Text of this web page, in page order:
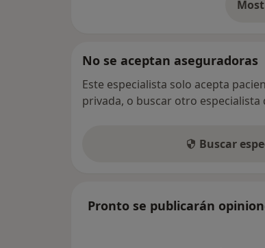
No se aceptan aseguradoras
Este especialista solo acepta
privada, o buscar otro
Buscar
Pronto se publicarán